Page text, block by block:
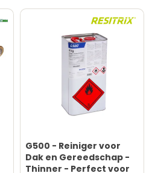
G500 - Reiniger voor
Dak en Gereedschap -
Thinner - Perfect voor